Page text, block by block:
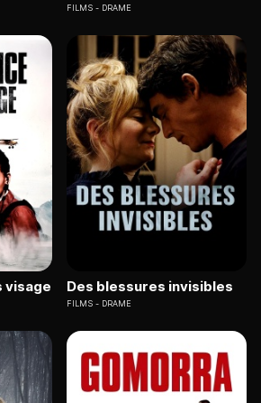
FILMS DRAME
visage Des blessures invisibles
FILMS DRAME